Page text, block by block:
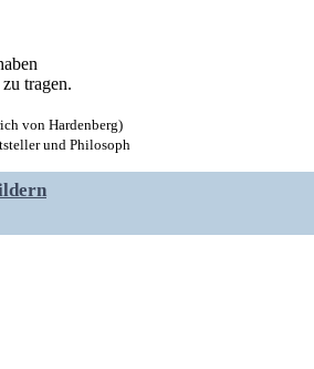
tragen.
von Hardenberg)
und Philosoph